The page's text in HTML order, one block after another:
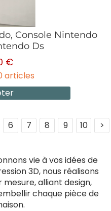
Console Nintendo
Ds
€
articles
6 7 8 9 10 >
vie à vos idées de
3D, nous réalisons
alliant design,
chaque pièce de